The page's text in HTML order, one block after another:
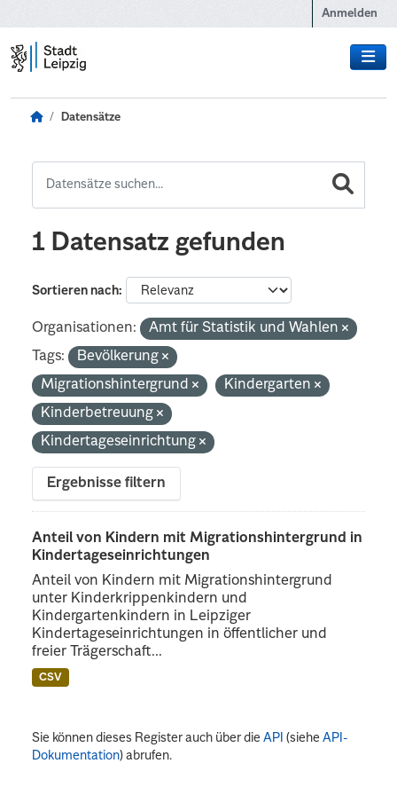
Anmelden
Datensätze
1 Datensatz gefunden
Sortieren nach
Organisationen:
Amt für Statistik und Wahlen
Tags:
Bevölkerung
Migrationshintergrund
Kindergarten
Kinderbetreuung
Kindertageseinrichtung
Ergebnisse filtern
Anteil von Kindern mit Migrationshintergrund in
Kindertageseinrichtungen
Anteil von Kindern mit Migrationshintergrund
unter Kinderkrippenkindern und
Kindergartenkindern in Leipziger
Kindertageseinrichtungen in öffentlicher und
freier Trägerschaft...
CSV
Sie können dieses Register auch über dieAPI (sieheAPI-
Dokumentation) abrufen.